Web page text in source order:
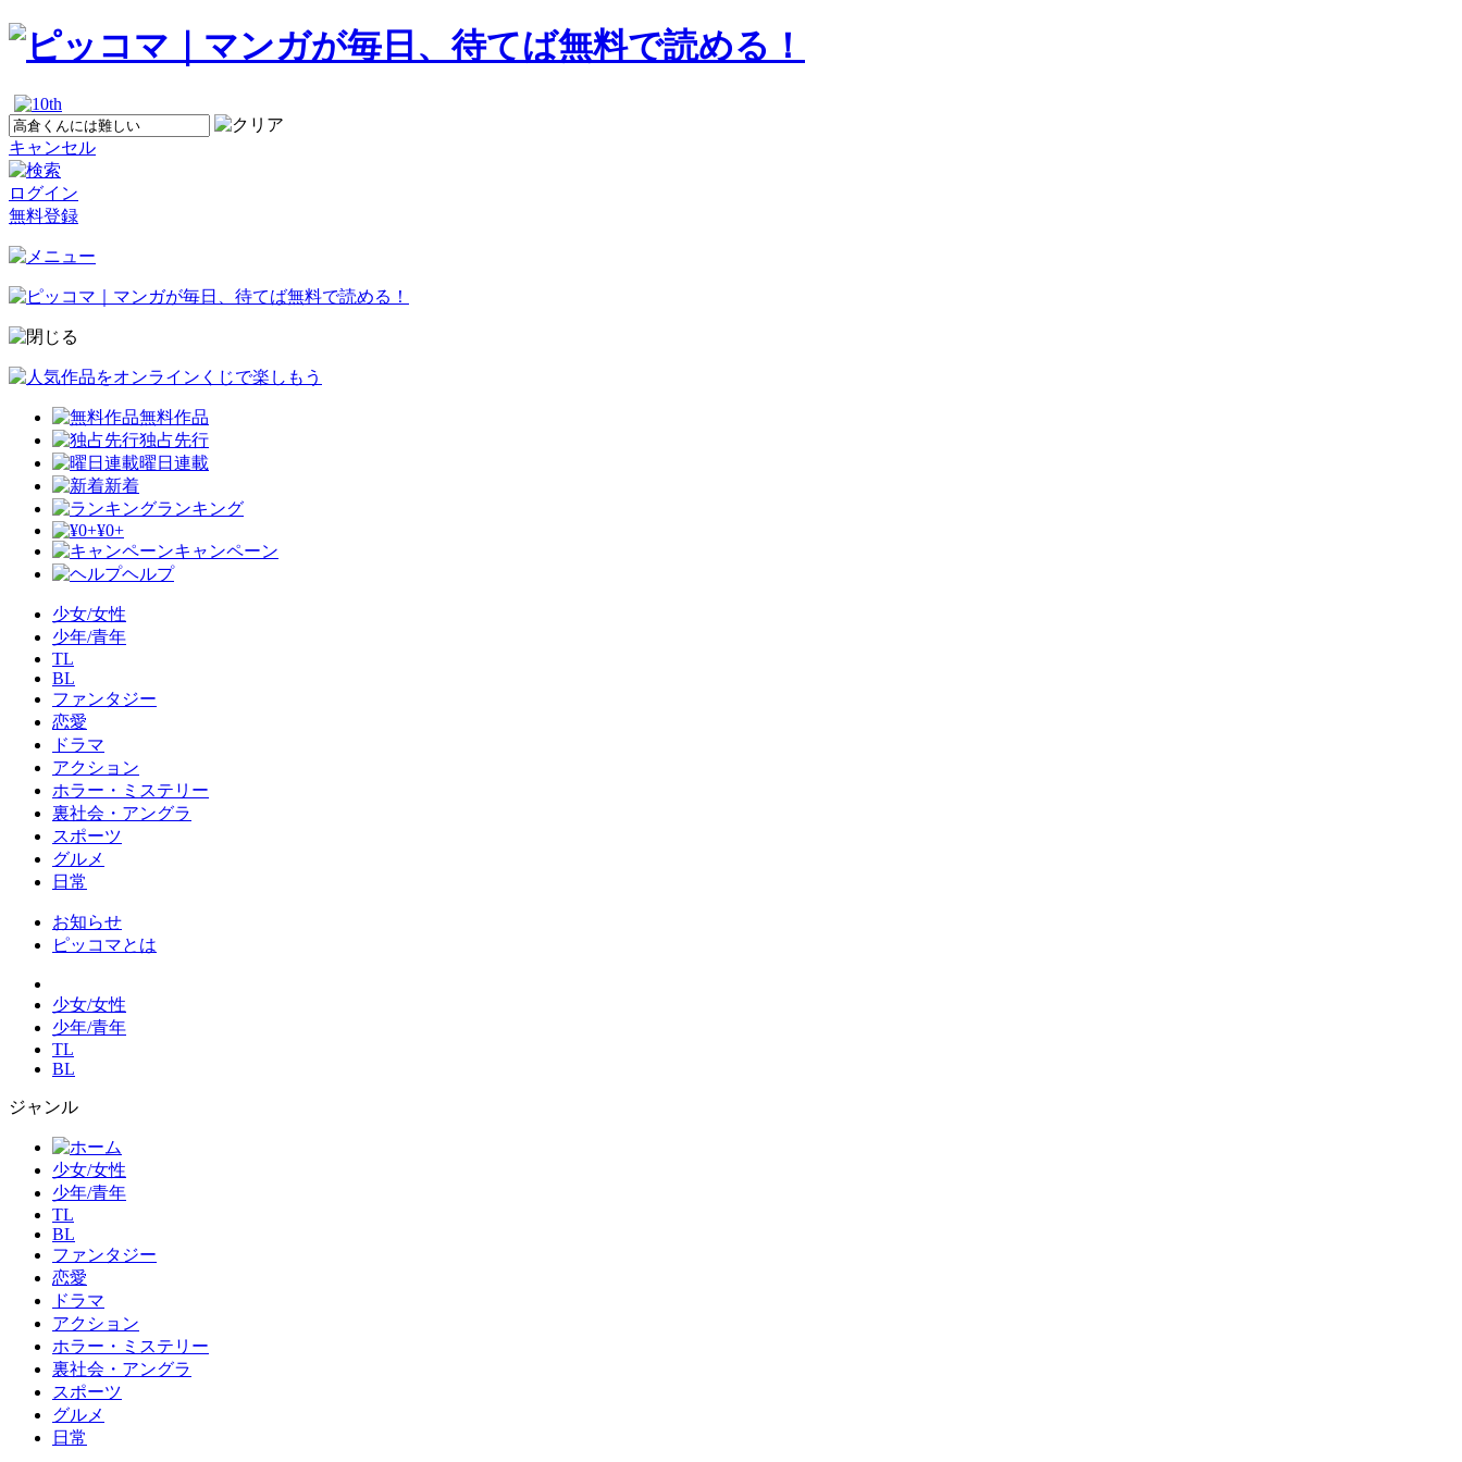
キャンセル
ログイン
無料登録
無料作品
独占先行
曜日連載
新着
ランキング
¥0+
キャンペーン
ヘルプ
少女/女性
少年/青年
TL
BL
ファンタジー
恋愛
ドラマ
アクション
ホラー・ミステリー
裏社会・アングラ
スポーツ
グルメ
日常
お知らせ
ピッコマとは
少女/女性
少年/青年
TL
BL
ジャンル
少女/女性
少年/青年
TL
BL
ファンタジー
恋愛
ドラマ
アクション
ホラー・ミステリー
裏社会・アングラ
スポーツ
グルメ
日常